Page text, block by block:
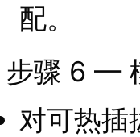
配。
步骤 6 —
对可热插